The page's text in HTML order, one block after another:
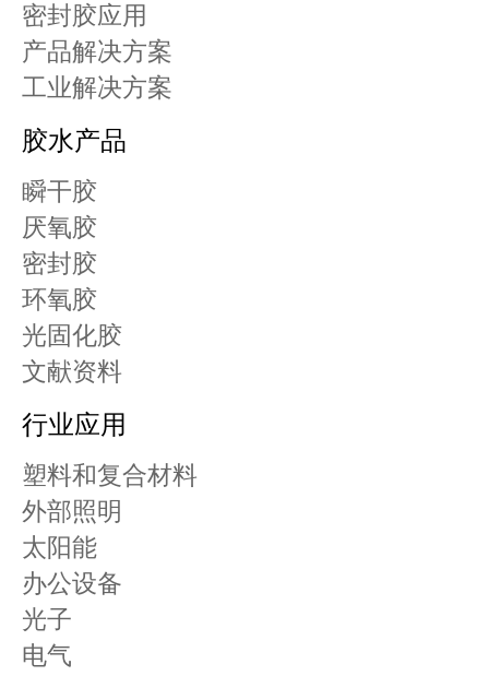
密封胶应用
产品解决方案
工业解决方案
胶水产品
瞬干胶
厌氧胶
密封胶
环氧胶
光固化胶
文献资料
行业应用
塑料和复合材料
外部照明
太阳能
办公设备
光子
电气